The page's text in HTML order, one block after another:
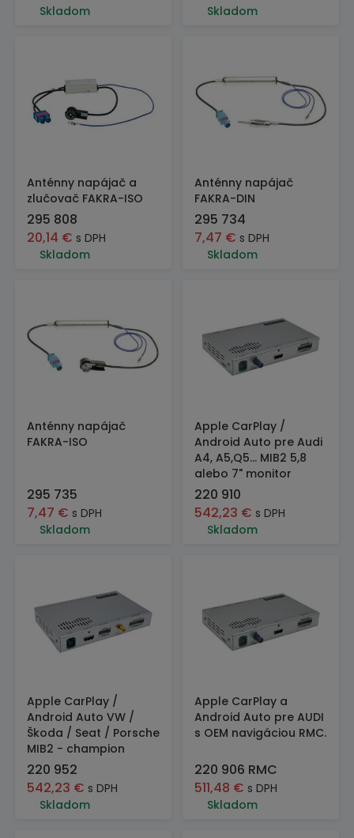
Skladom
Skladom
Anténny napájač a
zlučovač FAKRA-ISO
295 808
20,14 € s DPH
Skladom
Anténny napájač
FAKRA-DIN
295 734
7,47 € s DPH
Skladom
Anténny napájač
FAKRA-ISO
295 735
7,47 € s DPH
Skladom
Apple CarPlay /
Android Auto pre Audi
A4, A5,Q5... MIB2 5,8
alebo 7" monitor
220 910
542,23 € s DPH
Skladom
Apple CarPlay /
Android Auto VW /
Škoda / Seat / Porsche
MIB2 - champion
220 952
542,23 € s DPH
Skladom
Apple CarPlay a
Android Auto pre AUDI
s OEM navigáciou RMC.
220 906 RMC
511,48 € s DPH
Skladom